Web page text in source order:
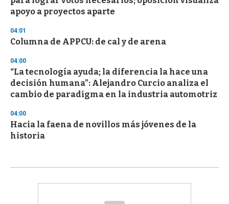
apoyo a proyectos aparte
04:01
Columna de APPCU: de cal y de arena
04:00
“La tecnología ayuda; la diferencia la hace una
decisión humana”: Alejandro Curcio analiza el
cambio de paradigma en la industria automotriz
04:00
Hacia la faena de novillos más jóvenes de la
historia